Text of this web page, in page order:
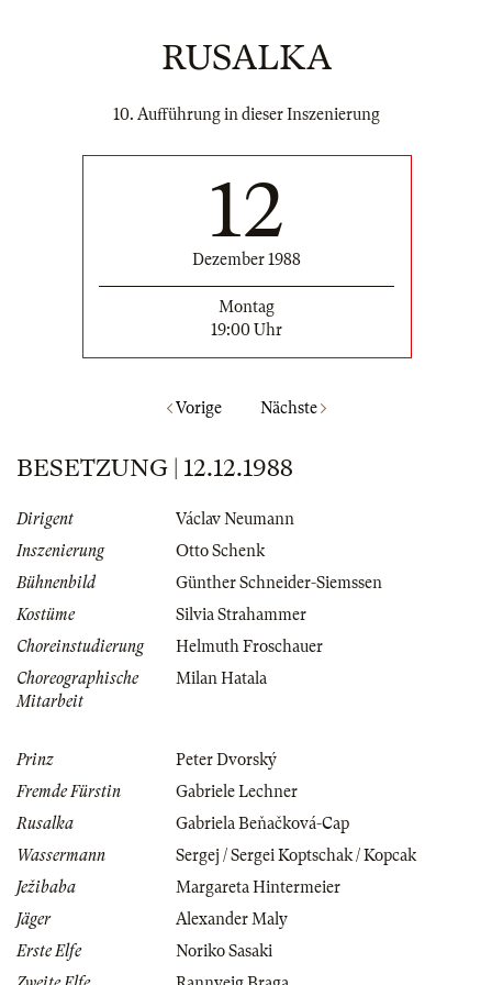
RUSALKA
10. Aufführung in dieser Inszenierung
12
Dezember 1988
Montag
19:00 Uhr
Vorige Nächste
BESETZUNG | 12.12.1988
Dirigent
Václav Neumann
Inszenierung
Otto Schenk
Bühnenbild
Günther Schneider-Siemssen
Kostüme
Silvia Strahammer
Choreinstudierung
Helmuth Froschauer
Choreographische
Mitarbeit
Milan Hatala
Prinz
Peter Dvorský
Fremde Fürstin
Gabriele Lechner
Rusalka
Gabriela Beňačková-Cap
Wassermann
Sergej / Sergei Koptschak / Kopcak
Ježibaba
Margareta Hintermeier
Jäger
Alexander Maly
Erste Elfe
Noriko Sasaki